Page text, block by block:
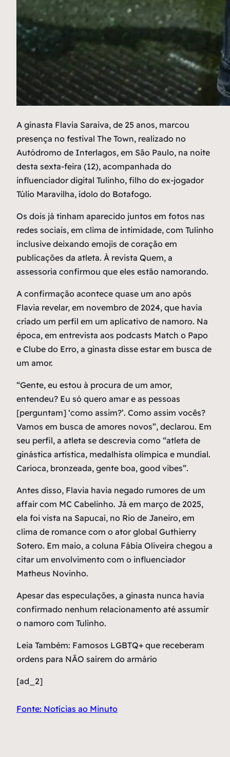
A ginasta Flavia Saraiva, de 25 anos, marcou
presença no festival The Town, realizado no
Autódromo de Interlagos, em São Paulo, na noite
desta sexta-feira (12), acompanhada do
influenciador digital Tulinho, filho do ex-jogador
Túlio Maravilha, ídolo do Botafogo.
Os dois já tinham aparecido juntos em fotos nas
redes sociais, em clima de intimidade, com Tulinho
inclusive deixando emojis de coração em
publicações da atleta. À revista Quem, a
assessoria confirmou que eles estão namorando.
A confirmação acontece quase um ano após
Flavia revelar, em novembro de 2024, que havia
criado um perfil em um aplicativo de namoro. Na
época, em entrevista aos podcasts Match o Papo
e Clube do Erro, a ginasta disse estar em busca de
um amor.
“Gente, eu estou à procura de um amor,
entendeu? Eu só quero amar e as pessoas
[perguntam] ‘como assim?’. Como assim vocês?
Vamos em busca de amores novos”, declarou. Em
seu perfil, a atleta se descrevia como “atleta de
ginástica artística, medalhista olímpica e mundial.
Carioca, bronzeada, gente boa, good vibes”.
Antes disso, Flavia havia negado rumores de um
affair com MC Cabelinho. Já em março de 2025,
ela foi vista na Sapucaí, no Rio de Janeiro, em
clima de romance com o ator global Guthierry
Sotero. Em maio, a coluna Fábia Oliveira chegou a
citar um envolvimento com o influenciador
Matheus Novinho.
Apesar das especulações, a ginasta nunca havia
confirmado nenhum relacionamento até assumir
o namoro com Tulinho.
Leia Também: Famosos LGBTQ+ que receberam
ordens para NÃO saírem do armário
[ad_2]
Fonte: Notícias ao Minuto